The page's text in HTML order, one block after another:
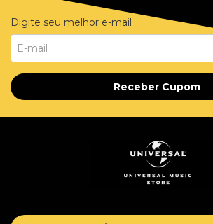
Digite seu melhor e-mail
Receber Cupom